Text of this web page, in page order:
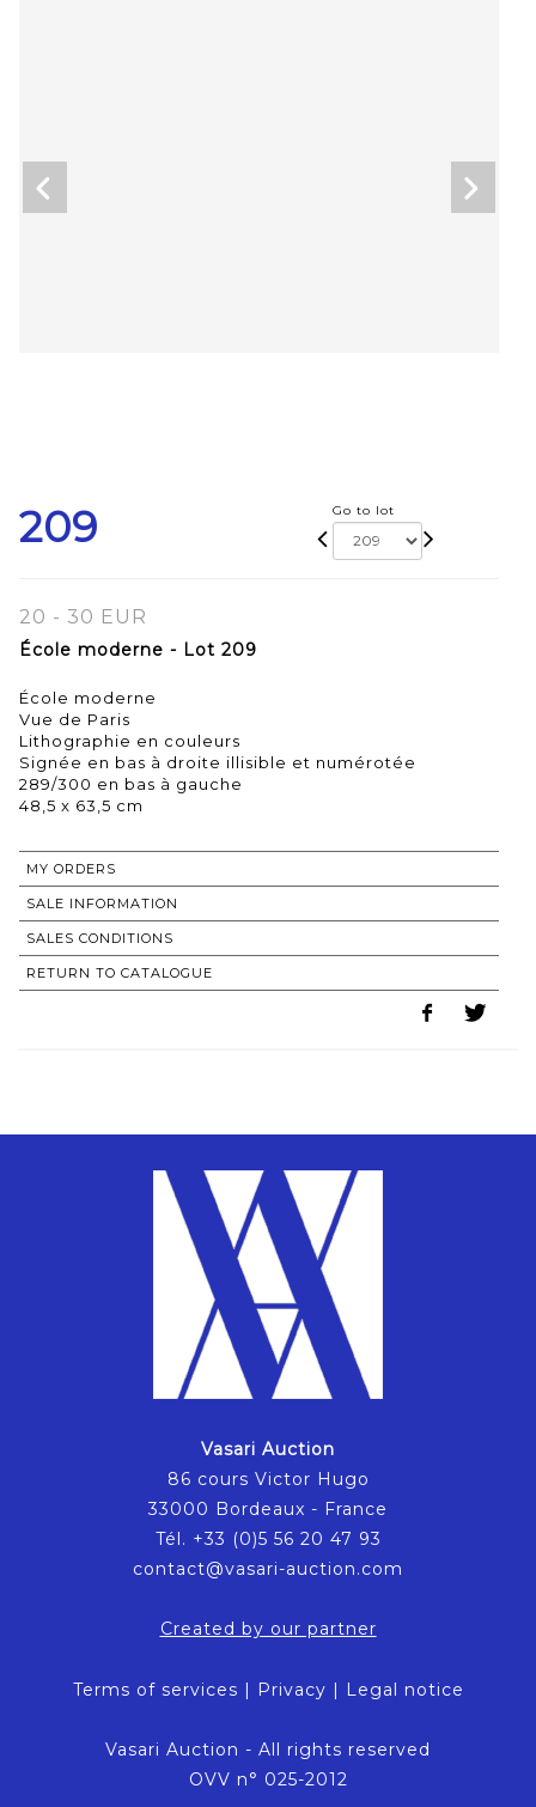
209 Go to lot
20 - 30 EUR
École moderne - Lot 209
École moderne
Vue de Paris
Lithographie en couleurs
Signée en bas à droite illisible et numérotée
289/300 en bas à gauche
48,5 x 63,5 cm
MY ORDERS
SALE INFORMATION
SALES CONDITIONS
RETURN TO CATALOGUE
Vasari Auction
86 cours Victor Hugo
33000 Bordeaux - France
Tél. +33 (0)5 56 20 47 93
contact@vasari-auction.com
Created by our partner
Terms of services | Privacy | Legal notice
Vasari Auction - All rights reserved
OVV n° 025-2012